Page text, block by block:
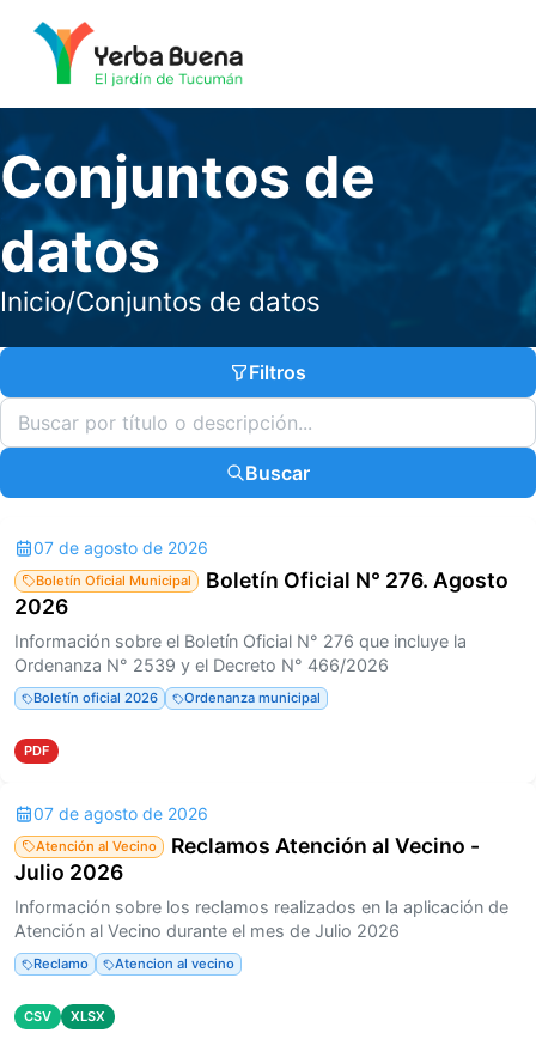
Conjuntos de
datos
Inicio/Conjuntos de datos
Filtros
Buscar
07 de agosto de 2026
Boletín Oficial Municipal
Boletín Oficial N° 276. Agosto
2026
Información sobre el Boletín Oficial N° 276 que incluye la
Ordenanza N° 2539 y el Decreto N° 466/2026
Boletín oficial 2026 Ordenanza municipal
PDF
07 de agosto de 2026
Atención al Vecino
Reclamos Atención al Vecino -
Julio 2026
Información sobre los reclamos realizados en la aplicación de
Atención al Vecino durante el mes de Julio 2026
Reclamo Atencion al vecino
CSV XLSX